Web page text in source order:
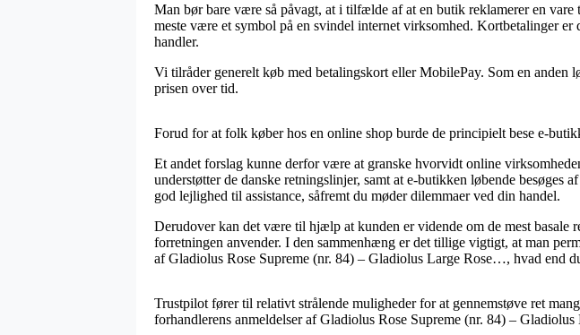
Man bør bare være så påvagt, at i tilfælde af at en butik reklamerer en
meste være et symbol på en svindel internet virksomhed. Kortbetalinger
handler.
Vi tilråder generelt køb med betalingskort eller MobilePay. Som en
prisen over tid.
Forud for at folk køber hos en online shop burde de principielt bese e-
Et andet forslag kunne derfor være at granske hvorvidt online
understøtter de danske retningslinjer, samt at e-butikken løbende besøges
god lejlighed til assistance, såfremt du møder dilemmaer ved din handel.
Derudover kan det være til hjælp at kunden er vidende om de mest
forretningen anvender. I den sammenhæng er det tillige vigtigt, at man
af Gladiolus Rose Supreme (nr. 84) – Gladiolus Large Rose…, hvad end
Trustpilot fører til relativt strålende muligheder for at gennemstøve ret
forhandlerens anmeldelser af Gladiolus Rose Supreme (nr. 84) –